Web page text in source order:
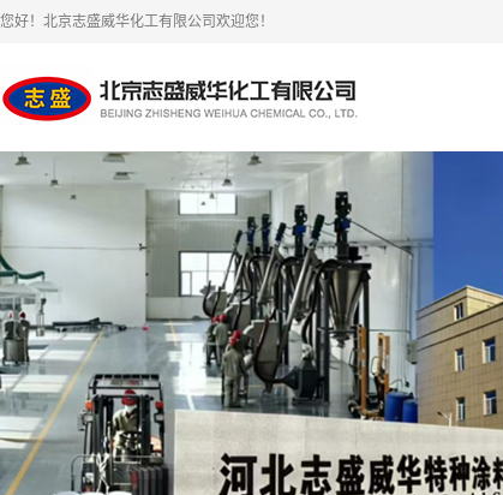
您好！北京志盛威华化工有限公司欢迎您！